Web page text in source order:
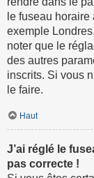
le fuseau
exemple
noter que le
des autres
inscrits. Si vous
le faire.
Haut
J’ai réglé le
pas correcte !